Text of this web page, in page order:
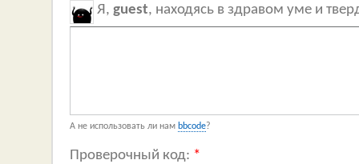
Я, guest, находясь в здравом уме и
А не использовать ли нам bbcode?
Проверочный код: *